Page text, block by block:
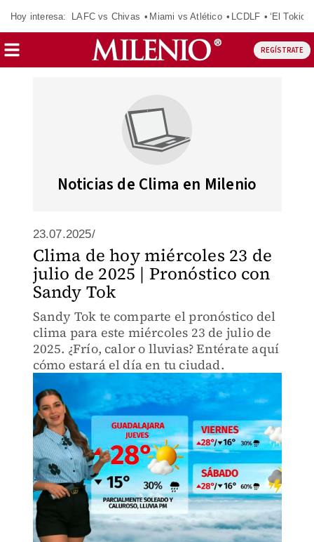
Hoy interesa: LAFC vs Chivas Miami vs Atlético LCDLF ‘El Tokio’
REGÍSTRATE
Noticias de Clima en Milenio
23.07.2025/
Clima de hoy miércoles 23 de
julio de 2025 | Pronóstico con
Sandy Tok
Sandy Tok te comparte el pronóstico del
clima para este miércoles 23 de julio de
2025. ¿Frío, calor o lluvias? Entérate aquí
cómo estará el día en tu ciudad.